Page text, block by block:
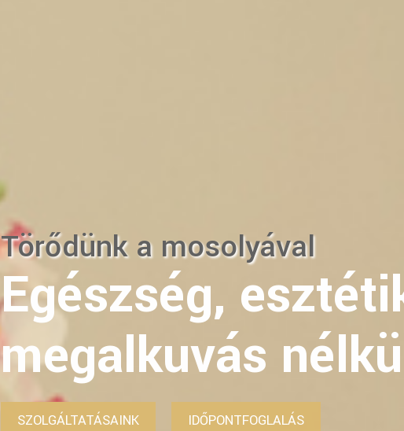
Törődünk az egészségével
Fogászati és
kezelések
SZOLGÁLTATÁSAINK IDŐPONTFOGLALÁS